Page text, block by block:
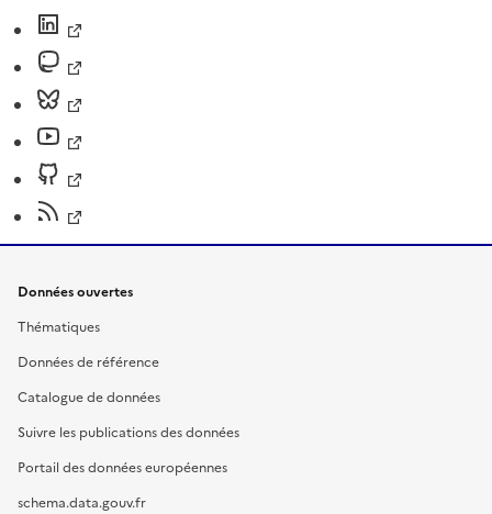
Données ouvertes
Thématiques
Données de référence
Catalogue de données
Suivre les publications des données
Portail des données européennes
schema.data.gouv.fr